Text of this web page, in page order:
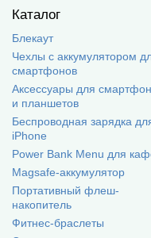
Каталог
Блекаут
Чехлы с аккумулятором
смартфонов
Аксессуары для
и планшетов
Беспроводная зарядка
iPhone
Power Bank Menu для
Magsafe-аккумулятор
Портативный флеш-
накопитель
Фитнес-браслеты